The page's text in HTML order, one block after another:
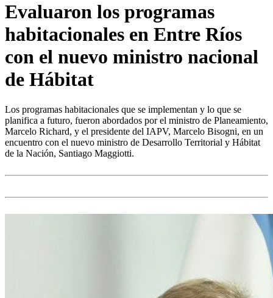
Evaluaron los programas
habitacionales en Entre Ríos
con el nuevo ministro nacional
de Hábitat
Los programas habitacionales que se implementan y lo que se
planifica a futuro, fueron abordados por el ministro de Planeamiento,
Marcelo Richard, y el presidente del IAPV, Marcelo Bisogni, en un
encuentro con el nuevo ministro de Desarrollo Territorial y Hábitat
de la Nación, Santiago Maggiotti.